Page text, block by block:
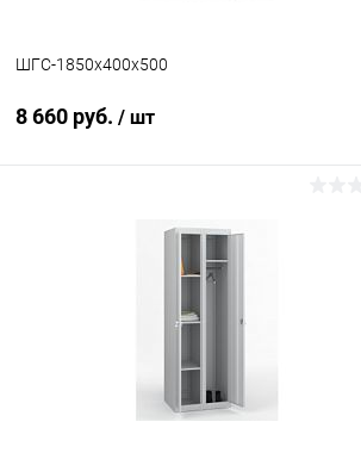
ШГС-1850x400x500
8 660 руб. / шт